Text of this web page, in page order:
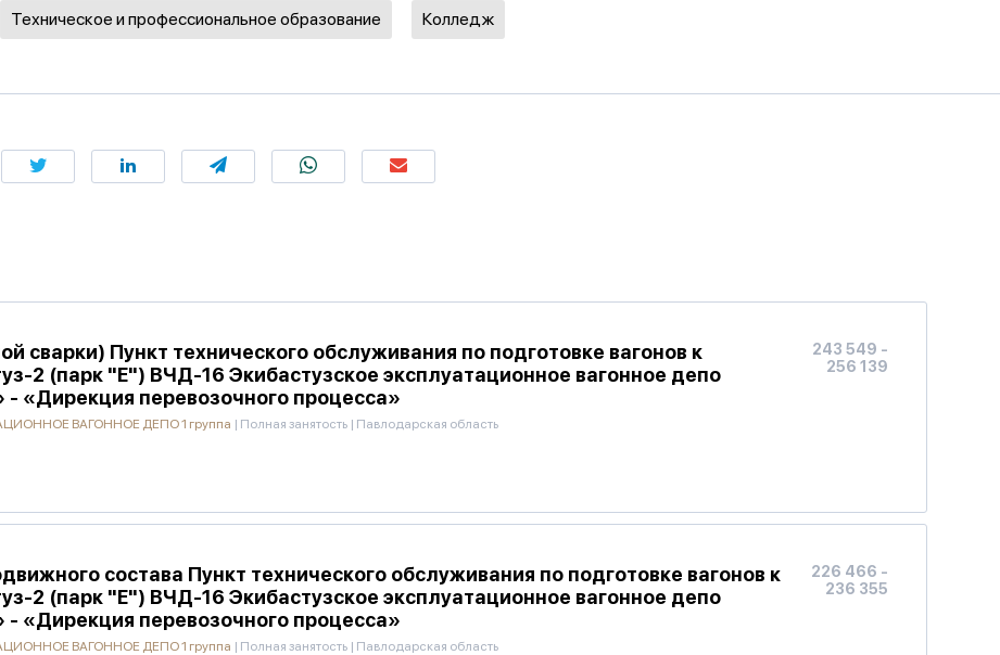
Техническое и профессиональное образование Колледж
сварки) Пункт технического обслуживания по подготовке вагонов к
2 (парк "Е") ВЧД-16 Экибастузское эксплуатационное вагонное депо
перевозочного процесса»
ВАГОННОЕ ДЕПО 1 группа | Полная занятость | Павлодарская область
243 549 -
256 139
состава Пункт технического обслуживания по подготовке вагонов к
2 (парк "Е") ВЧД-16 Экибастузское эксплуатационное вагонное депо
перевозочного процесса»
ВАГОННОЕ ДЕПО 1 группа | Полная занятость | Павлодарская область
226 466 -
236 355